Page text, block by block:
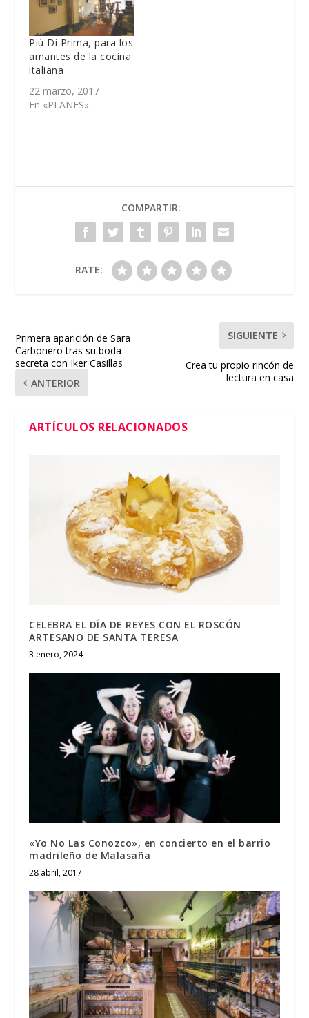
Piú Di Prima, para los
amantes de la cocina
italiana
22 marzo, 2017
En «PLANES»
COMPARTIR:
RATE:
Primera aparición de Sara
Carbonero tras su boda
secreta con Iker Casillas
ANTERIOR
SIGUIENTE
Crea tu propio rincón de
lectura en casa
ARTÍCULOS RELACIONADOS
CELEBRA EL DÍA DE REYES CON EL ROSCÓN
ARTESANO DE SANTA TERESA
3 enero, 2024
«Yo No Las Conozco», en concierto en el barrio
madrileño de Malasaña
28 abril, 2017